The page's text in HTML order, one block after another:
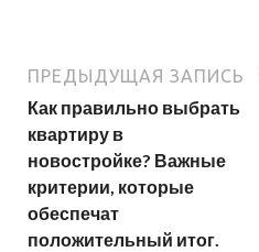
ПРЕДЫДУЩАЯ ЗАПИСЬ
Как правильно выбрать
квартиру в
новостройке? Важные
критерии, которые
обеспечат
положительный итог.